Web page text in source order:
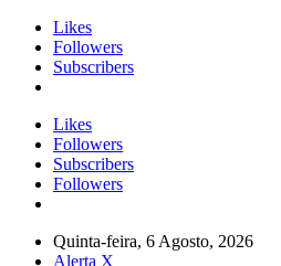
Likes
Followers
Subscribers
Likes
Followers
Subscribers
Followers
Quinta-feira, 6 Agosto, 2026
Alerta X